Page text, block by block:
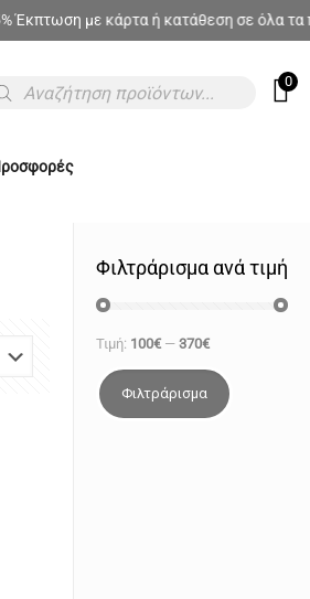
με κάρτα ή κατάθεση σε όλα
0
Φιλτράρισμα ανά τιμή
Τιμή: 100€— 370€
Φιλτράρισμα